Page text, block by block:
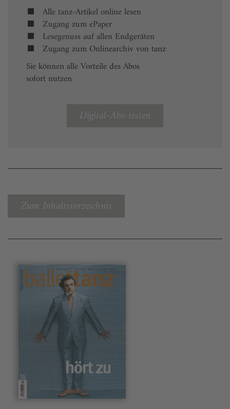
Alle tanz-Artikel online lesen
Zugang zum ePaper
Lesegenuss auf allen Endgeräten
Zugang zum Onlinearchiv von tanz
Sie können alle Vorteile des Abos
sofort nutzen
Digital-Abo testen
Zum Inhaltsverzeichnis